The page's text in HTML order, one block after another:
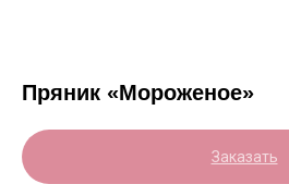
Пряник «Мороженое»
Заказать